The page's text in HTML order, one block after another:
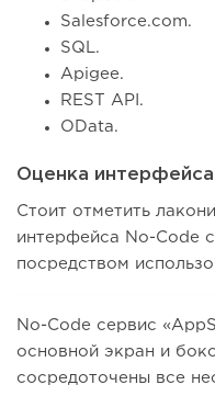
Salesforce.com.
SQL.
Apigee.
REST API.
OData.
Оценка
Стоит отметить
интерфейса No-Code
посредством
No-Code сервис
основной экран и
сосредоточены все